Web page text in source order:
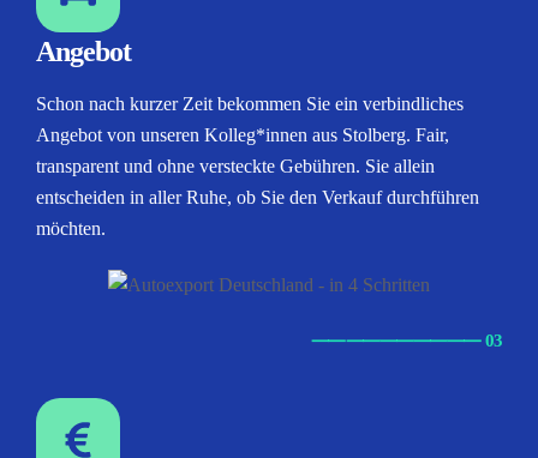
Angebot
Schon nach kurzer Zeit bekommen Sie ein verbindliches
Angebot von unseren Kolleg*innen aus Stolberg. Fair,
transparent und ohne versteckte Gebühren. Sie allein
entscheiden in aller Ruhe, ob Sie den Verkauf durchführen
möchten.
⸺⸺⸺⸺⸺ 03